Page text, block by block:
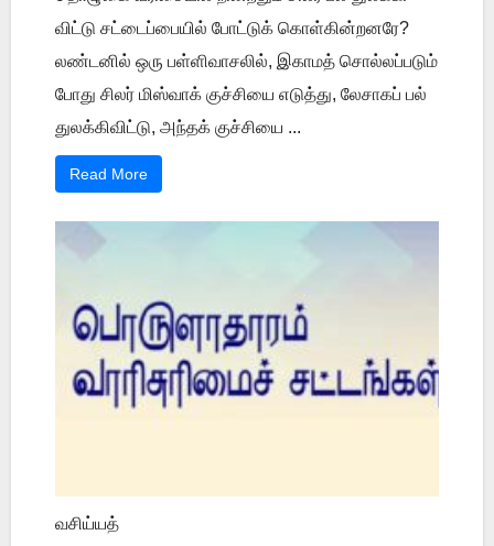
விட்டு சட்டைப்பையில் போட்டுக் கொள்கின்றனரே?
லண்டனில் ஒரு பள்ளிவாசலில், இகாமத் சொல்லப்படும்
போது சிலர் மிஸ்வாக் குச்சியை எடுத்து, லேசாகப் பல்
துலக்கிவிட்டு, அந்தக் குச்சியை ...
Read More
வசிய்யத்